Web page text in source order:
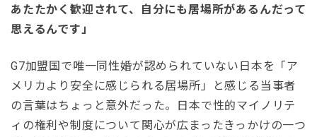
あたたかく歓迎されて、自分にも居場所があるんだって
思えるんです」
G7加盟国で唯一同性婚が認められていない日本を「ア
メリカより安全に感じられる居場所」と感じる当事者
の言葉はちょっと意外だった。日本で性的マイノリテ
ィの権利や制度について関心が広まったきっかけの一つ